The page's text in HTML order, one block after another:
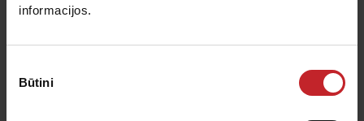
informacijos.
pasirinkimas
Būtini
Pristatoma skystųjų trąšų įranga,
Greitaeigę tiksliąją sėjamąją Väderstad Tempo L 8-
24 galima pasirinkti su nauja papildoma įranga –